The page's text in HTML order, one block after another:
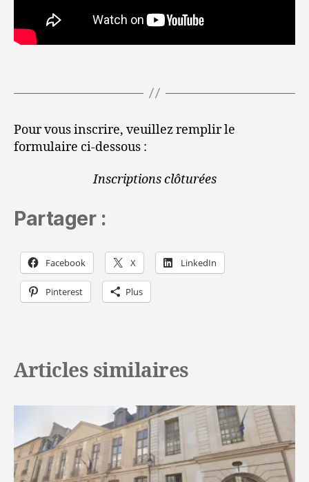
Pour vous inscrire, veuillez remplir le
formulaire ci-dessous :
Inscriptions clôturées
Partager :
Facebook X LinkedIn
Pinterest Plus
Articles similaires